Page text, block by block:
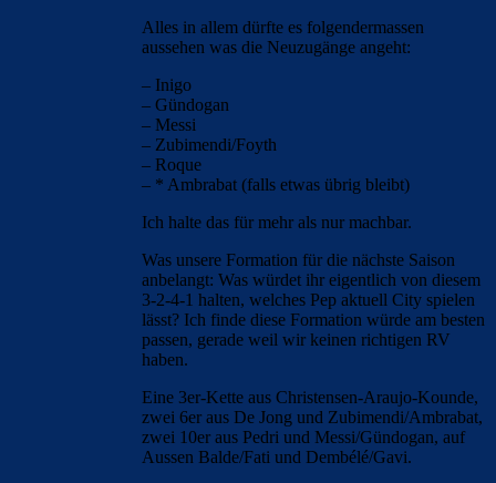
Alles in allem dürfte es folgendermassen
aussehen was die Neuzugänge angeht:
– Inigo
– Gündogan
– Messi
– Zubimendi/Foyth
– Roque
– * Ambrabat (falls etwas übrig bleibt)
Ich halte das für mehr als nur machbar.
Was unsere Formation für die nächste Saison
anbelangt: Was würdet ihr eigentlich von diesem
3-2-4-1 halten, welches Pep aktuell City spielen
lässt? Ich finde diese Formation würde am besten
passen, gerade weil wir keinen richtigen RV
haben.
Eine 3er-Kette aus Christensen-Araujo-Kounde,
zwei 6er aus De Jong und Zubimendi/Ambrabat,
zwei 10er aus Pedri und Messi/Gündogan, auf
Aussen Balde/Fati und Dembélé/Gavi.